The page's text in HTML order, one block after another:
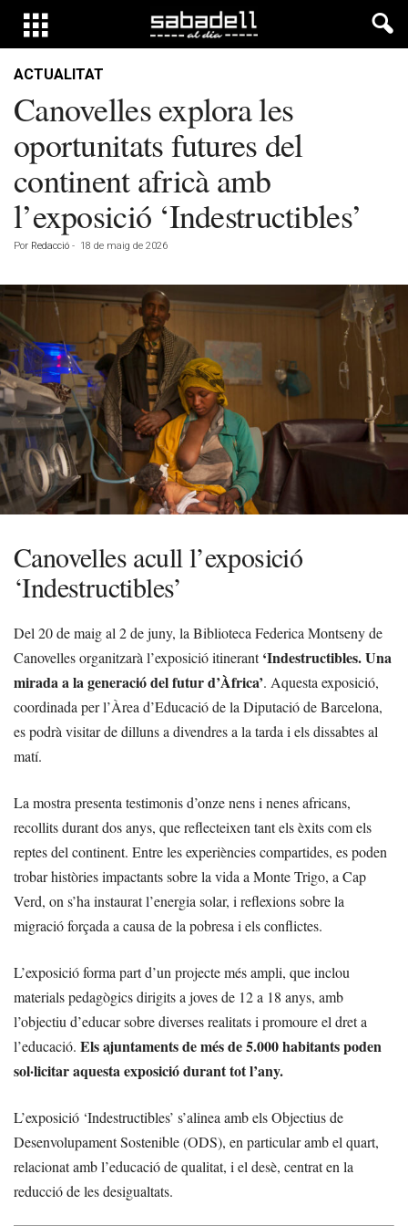
ACTUALITAT
Canovelles explora les
oportunitats futures del
continent africà amb
l’exposició ‘Indestructibles’
Por Redacció - 18 de maig de 2026
Canovelles acull l’exposició
‘Indestructibles’
Del 20 de maig al 2 de juny, la Biblioteca Federica Montseny de
Canovelles organitzarà l’exposició itinerant‘Indestructibles. Una
mirada a la generació del futur d’Àfrica’. Aquesta exposició,
coordinada per l’Àrea d’Educació de la Diputació de Barcelona,
es podrà visitar de dilluns a divendres a la tarda i els dissabtes al
matí.
La mostra presenta testimonis d’onze nens i nenes africans,
recollits durant dos anys, que reflecteixen tant els èxits com els
reptes del continent. Entre les experiències compartides, es poden
trobar històries impactants sobre la vida a Monte Trigo, a Cap
Verd, on s’ha instaurat l’energia solar, i reflexions sobre la
migració forçada a causa de la pobresa i els conflictes.
L’exposició forma part d’un projecte més ampli, que inclou
materials pedagògics dirigits a joves de 12 a 18 anys, amb
l’objectiu d’educar sobre diverses realitats i promoure el dret a
l’educació. Els ajuntaments de més de 5.000 habitants poden
sol·licitar aquesta exposició durant tot l’any.
L’exposició ‘Indestructibles’ s’alinea amb els Objectius de
Desenvolupament Sostenible (ODS), en particular amb el quart,
relacionat amb l’educació de qualitat, i el desè, centrat en la
reducció de les desigualtats.